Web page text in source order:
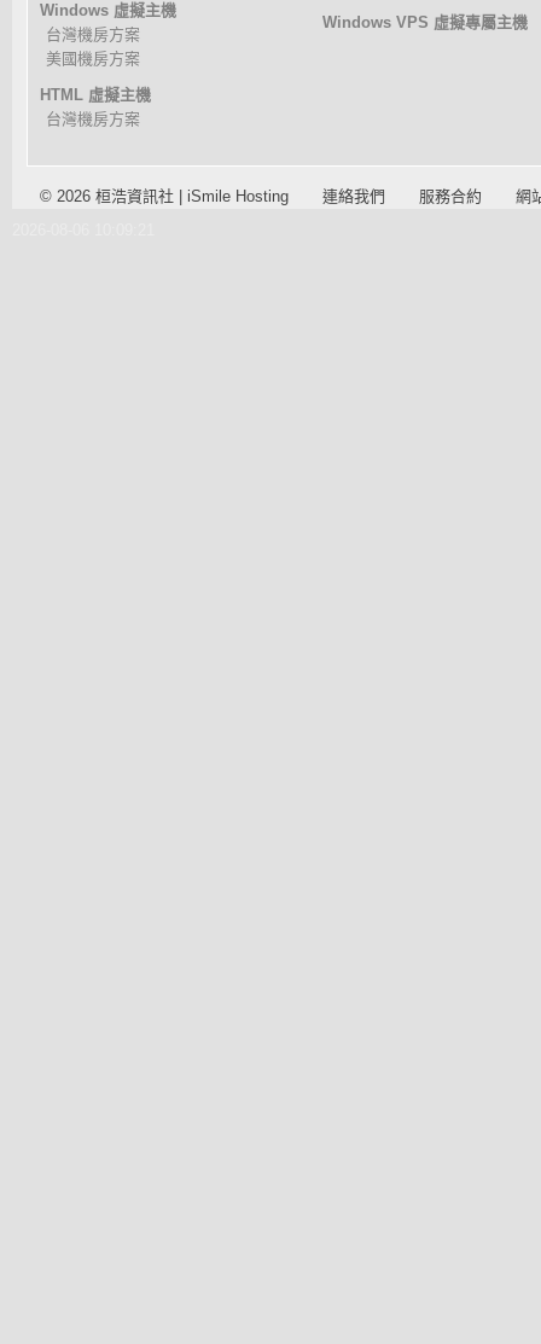
Windows 虛擬主機
台灣機房方案
美國機房方案
HTML 虛擬主機
台灣機房方案
Windows VPS 虛擬專屬主機
© 2026 桓浩資訊社 | iSmile Hosting 連絡我們 服務合約
網